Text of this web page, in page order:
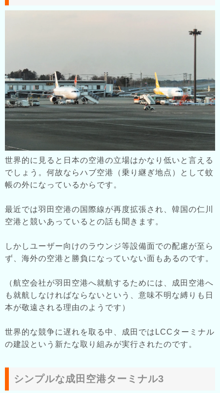
世界的に見ると日本の空港の立場はかなり低いと言える
でしょう。何故ならハブ空港（乗り継ぎ地点）として蚊
帳の外になっているからです。
最近では羽田空港の国際線が再度拡張され、韓国の仁川
空港と競いあっているとの話も聞きます。
しかしユーザー向けのラウンジ等設備面での配慮が至ら
ず、海外の空港と勝負になっていない面もあるのです。
（航空会社が羽田空港へ就航するためには、成田空港へ
も就航しなければならないという、意味不明な縛りも日
本が敬遠される理由のようです）
世界的な競争に遅れを取る中、成田ではLCCターミナル
の建設という新たな取り組みが実行されたのです。
シンプルな成田空港ターミナル3